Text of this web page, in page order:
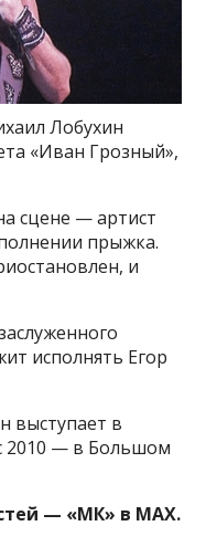
Лобухин
«Иван Грозный»,
сцене — артист
прыжка.
и
исполнять Егор
выступает в
2010 — в Большом
— «МК» в MAX.